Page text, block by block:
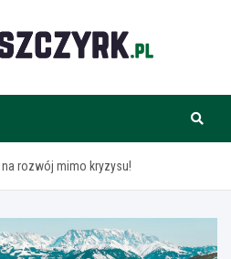
rozwój mimo kryzysu!